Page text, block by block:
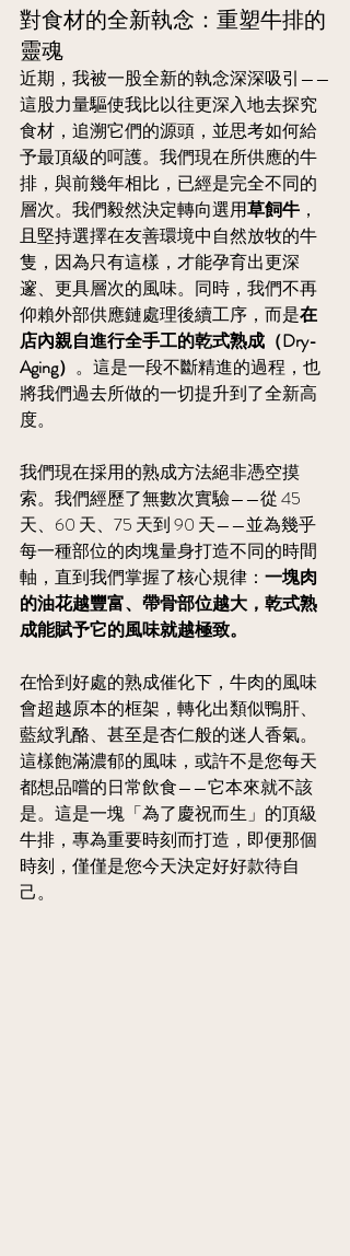
對食材的全新執念：重塑牛排的
靈魂
近期，我被一股全新的執念深深吸引——
這股力量驅使我比以往更深入地去探究
食材，追溯它們的源頭，並思考如何給
予最頂級的呵護。我們現在所供應的牛
排，與前幾年相比，已經是完全不同的
層次。我們毅然決定轉向選用草飼牛 ，
且堅持選擇在友善環境中自然放牧的牛
隻，因為只有這樣，才能孕育出更深
邃、更具層次的風味。同時，我們不再
仰賴外部供應鏈處理後續工序，而是在
店內親自進行全手工的乾式熟成（Dry-
Aging） 。這是一段不斷精進的過程，也
將我們過去所做的一切提升到了全新高
度。
我們現在採用的熟成方法絕非憑空摸
索。我們經歷了無數次實驗——從 45
天、60 天、75 天到 90 天——並為幾乎
每一種部位的肉塊量身打造不同的時間
軸，直到我們掌握了核心規律： 一塊肉
的油花越豐富、帶骨部位越大，乾式熟
成能賦予它的風味就越極致。
在恰到好處的熟成催化下，牛肉的風味
會超越原本的框架，轉化出類似鴨肝、
藍紋乳酪、甚至是杏仁般的迷人香氣。
這樣飽滿濃郁的風味，或許不是您每天
都想品嚐的日常飲食——它本來就不該
是。這是一塊「為了慶祝而生」的頂級
牛排，專為重要時刻而打造，即便那個
時刻，僅僅是您今天決定好好款待自
己。